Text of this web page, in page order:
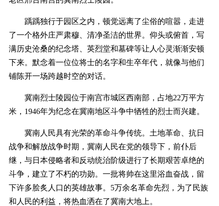
踽踽独行于园区之内，顿觉远离了尘俗的喧嚣，走进
了一个格外庄严肃穆、清净圣洁的世界。仰头或俯首，写
满历史沧桑的纪念塔、英烈堂和墓碑等让人心灵渐渐安顿
下来。默念着一位位将士的名字和生卒年代，就像与他们
铺陈开一场跨越时空的对话。
冀南烈士陵园位于南宫市城区西南部，占地22万平方
米，1946年为纪念在冀南地区斗争中牺牲的烈士而兴建。
冀南人民具有光荣的革命斗争传统。土地革命、抗日
战争和解放战争时期，冀南人民在党的领导下，前仆后
继，与日本侵略者和反动统治阶级进行了长期艰苦卓绝的
斗争，建立了不朽的功勋。一批将帅在这里浴血奋战，留
下许多脍炙人口的英雄故事。5万余名革命先烈，为了民族
和人民的利益，将热血洒在了冀南大地上。